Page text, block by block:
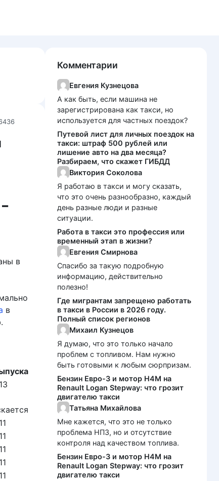
в
в
Комментарии
Евгения Кузнецова
А как быть, если машина не
зарегистрирована как такси, но
используется для частных поездок?
Путевой лист для личных поездок на
такси: штраф 500 рублей или
лишение авто на два месяца?
Разбираем, что скажет ГИБДД
Виктория Соколова
Я работаю в такси и могу сказать,
что это очень разнообразно, каждый
день разные люди и разные
ситуации.
Работа в такси это профессия или
временный этап в жизни?
Евгения Смирнова
Спасибо за такую подробную
информацию, действительно
полезно!
Где мигрантам запрещено работать
в такси в России в 2026 году.
Полный список регионов
Михаил Кузнецов
Я думаю, что это только начало
проблем с топливом. Нам нужно
быть готовыми к любым сюрпризам.
Бензин Евро-3 и мотор H4M на
Renault Logan Stepway: что грозит
двигателю такси
Татьяна Михайлова
Мне кажется, что это не только
проблема НПЗ, но и отсутствие
контроля над качеством топлива.
Бензин Евро-3 и мотор H4M на
Renault Logan Stepway: что грозит
двигателю такси